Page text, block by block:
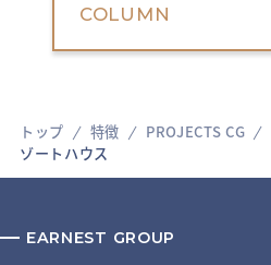
トップ 特徴 PROJECTS CG
ゾートハウス
COLUMN
EARNEST GROUP